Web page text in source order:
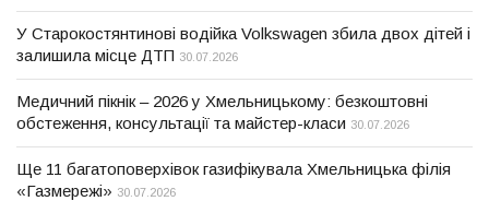
У Старокостянтинові водійка Volkswagen збила двох дітей і
залишила місце ДТП 30.07.2026
Медичний пікнік – 2026 у Хмельницькому: безкоштовні
обстеження, консультації та майстер-класи 30.07.2026
Ще 11 багатоповерхівок газифікувала Хмельницька філія
«Газмережі» 30.07.2026